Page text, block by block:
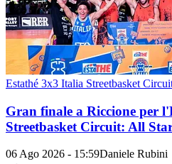
Estathé 3x3 Italia Streetbasket
Gran finale a Riccione per
Streetbasket Circuit: All
06 Ago 2026 - 15:59Daniele Rubini